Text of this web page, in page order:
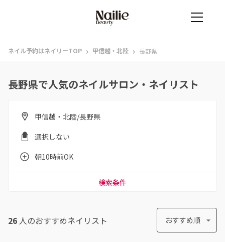
ネイル予約はネイリーTOP › 甲信越・北陸 › 長野県
長野県で人気のネイルサロン・ネイリスト
甲信越・北陸/長野県
選択しない
朝10時前OK
検索条件
26 人のおすすめネイリスト おすすめ順